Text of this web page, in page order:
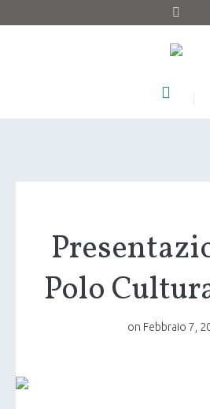
Polo
on Febbraio 7,